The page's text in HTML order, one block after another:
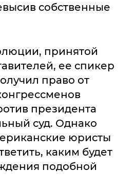
собственные
принятой
ее спикер
право от
президента
суд. Однако
юристы
каким будет
подобной